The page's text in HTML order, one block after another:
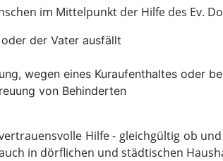
im Mittelpunkt der Hilfe des Ev.
der Vater ausfällt
wegen eines Kuraufenthaltes oder
von Behinderten
Hilfe - gleichgültig ob
in dörflichen und städtischen